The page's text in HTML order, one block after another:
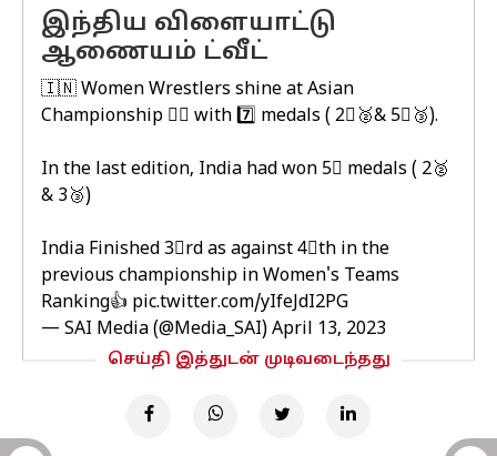
இந்திய விளையாட்டு
ஆணையம் ட்வீட்
🇮🇳 Women Wrestlers shine at Asian
Championship 🤼‍♀ with 7️⃣ medals ( 2⃣🥈& 5⃣🥉).
In the last edition, India had won 5⃣ medals ( 2🥈
& 3🥉)
India Finished 3⃣rd as against 4⃣th in the
previous championship in Women's Teams
Ranking👍 pic.twitter.com/yIfeJdI2PG
— SAI Media (@Media_SAI) April 13, 2023
செய்தி இத்துடன் முடிவடைந்தது